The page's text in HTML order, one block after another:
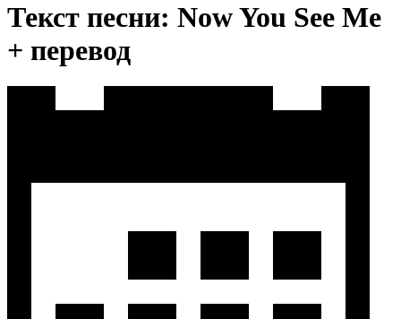
Текст песни: Now You See Me
+ перевод